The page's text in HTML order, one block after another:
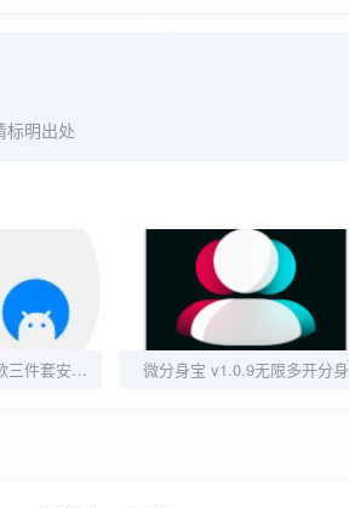
标明出处
Go安装器v4.8.7谷歌三件套安装器畅玩谷歌商店 微分身宝 v1.0.9无限多开分身